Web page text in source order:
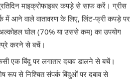
माइक्रोफाइबर कपड़े से साफ करें। ग्रीस
में आने वाले वातावरण के लिए, लिंट-फ्री कपड़े पर
घोल (70% या उससे कम) का उपयोग
करने से बचें।
एक बिंदु पर लगातार दबाव डालने से बचें।
रूप से निश्चित संपर्क बिंदुओं पर दबाव से